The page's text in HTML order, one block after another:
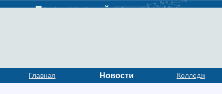
Главная Новости Колледж